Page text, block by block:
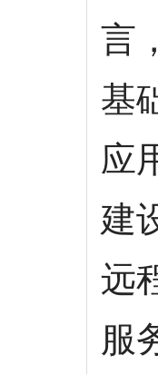
言
基
应
建
远
服